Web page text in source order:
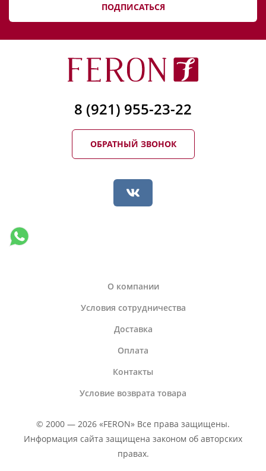
ПОДПИСАТЬСЯ
8 (921) 955-23-22
ОБРАТНЫЙ ЗВОНОК
О компании
Условия сотрудничества
Доставка
Оплата
Контакты
Условие возврата товара
© 2000 — 2026 «FERON» Все права защищены.
Информация сайта защищена законом об авторских
правах.